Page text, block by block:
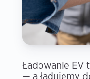
Ładowanie EV
— a ładujemy